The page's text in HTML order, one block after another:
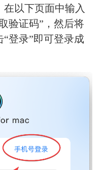
以下页面中输入
验证码”，然后将
登录”即可登录成